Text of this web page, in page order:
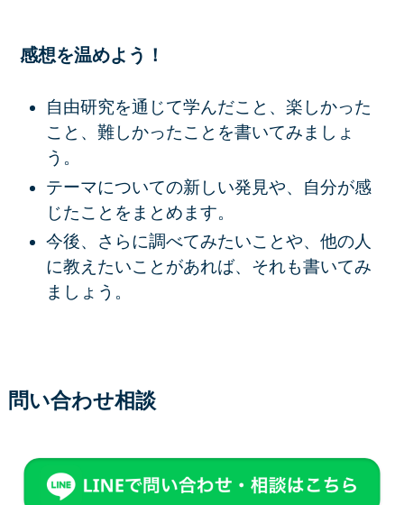
感想を温めよう！
自由研究を通じて学んだこと、楽しかった
こと、難しかったことを書いてみましょ
う。
テーマについての新しい発見や、自分が感
じたことをまとめます。
今後、さらに調べてみたいことや、他の人
に教えたいことがあれば、それも書いてみ
ましょう。
問い合わせ相談